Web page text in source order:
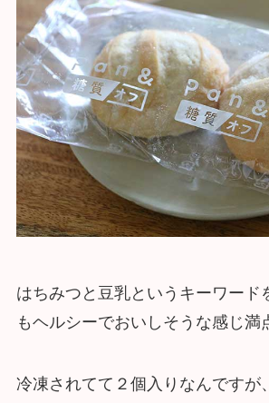
はちみつと豆乳というキーワード
もヘルシーでおいしそうな感じ満
冷凍されてて２個入りなんですが